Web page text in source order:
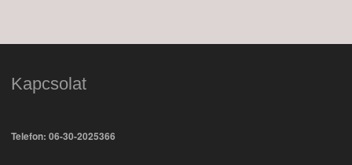
Kapcsolat
Telefon: 06-30-2025366